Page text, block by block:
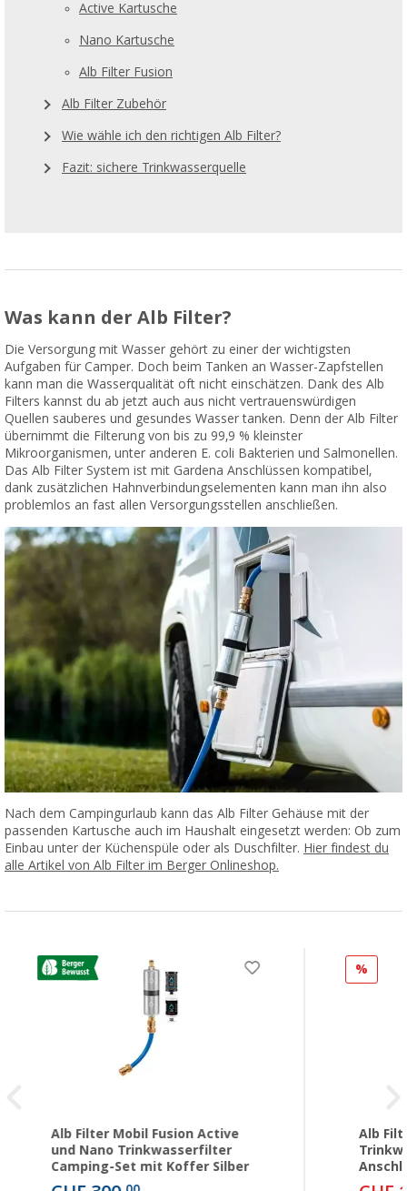
Active Kartusche
Nano Kartusche
Alb Filter Fusion
Alb Filter Zubehör
Wie wähle ich den richtigen Alb Filter?
Fazit: sichere Trinkwasserquelle
Was kann der Alb Filter?
Die Versorgung mit Wasser gehört zu einer der wichtigsten
Aufgaben für Camper. Doch beim Tanken an Wasser-Zapfstellen
kann man die Wasserqualität oft nicht einschätzen. Dank des Alb
Filters kannst du ab jetzt auch aus nicht vertrauenswürdigen
Quellen sauberes und gesundes Wasser tanken. Denn der Alb Filter
übernimmt die Filterung von bis zu 99,9 % kleinster
Mikroorganismen, unter anderen E. coli Bakterien und Salmonellen.
Das Alb Filter System ist mit Gardena Anschlüssen kompatibel,
dank zusätzlichen Hahnverbindungselementen kann man ihn also
problemlos an fast allen Versorgungsstellen anschließen.
Nach dem Campingurlaub kann das Alb Filter Gehäuse mit der
passenden Kartusche auch im Haushalt eingesetzt werden: Ob zum
Einbau unter der Küchenspüle oder als Duschfilter. Hier findest du
alle Artikel von Alb Filter im Berger Onlineshop.
Alb Filter Mobil Fusion Active
und Nano Trinkwasserfilter
Camping-Set mit Koffer Silber
%
Alb